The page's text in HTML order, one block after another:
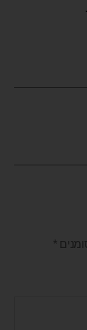
*